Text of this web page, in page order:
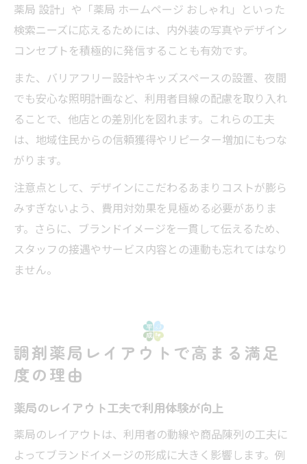
薬局 設計」や「薬局 ホームページ おしゃれ」といった
検索ニーズに応えるためには、内外装の写真やデザイン
コンセプトを積極的に発信することも有効です。
また、バリアフリー設計やキッズスペースの設置、夜間
でも安心な照明計画など、利用者目線の配慮を取り入れ
ることで、他店との差別化を図れます。これらの工夫
は、地域住民からの信頼獲得やリピーター増加にもつな
がります。
注意点として、デザインにこだわるあまりコストが膨ら
みすぎないよう、費用対効果を見極める必要がありま
す。さらに、ブランドイメージを一貫して伝えるため、
スタッフの接遇やサービス内容との連動も忘れてはなり
ません。
調剤薬局レイアウトで高まる満足
度の理由
薬局のレイアウト工夫で利用体験が向上
薬局のレイアウトは、利用者の動線や商品陳列の工夫に
よってブランドイメージの形成に大きく影響します。例